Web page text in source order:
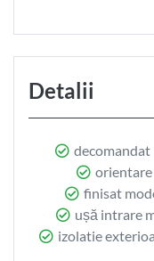
Detalii
decomandat
orientare
finisat
ușă intrare
izolatie